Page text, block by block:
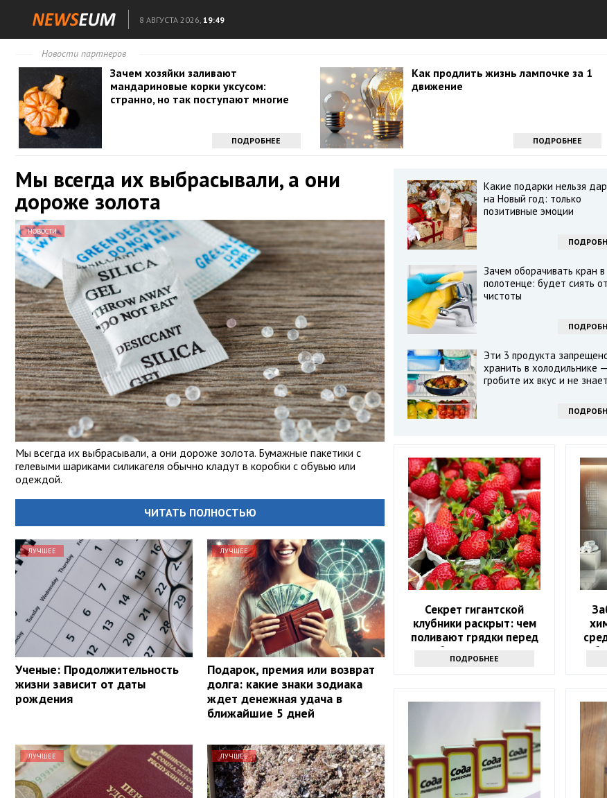
8 АВГУСТА 2026, 19:49
Новости партнеров
Зачем хозяйки заливают
мандариновые корки уксусом:
странно, но так поступают многие
ПОДРОБНЕЕ
Как продлить жизнь лампочке за 1
движение
ПОДРОБНЕЕ
Мы всегда их выбрасывали, а они
дороже золота
НОВОСТИ
Мы всегда их выбрасывали, а они дороже золота. Бумажные пакетики с
гелевыми шариками силикагеля обычно кладут в коробки с обувью или
одеждой.
ЧИТАТЬ ПОЛНОСТЬЮ
ЛУЧШЕЕ
Ученые: Продолжительность
жизни зависит от даты
рождения
ЛУЧШЕЕ
Подарок, премия или возврат
долга: какие знаки зодиака
ждет денежная удача в
ближайшие 5 дней
ЛУЧШЕЕ ЛУЧШЕЕ
Какие подарки нельзя
на Новый год: только
позитивные эмоции
Зачем оборачивать кран в
полотенце: будет сиять от
чистоты
Эти 3 продукта
хранить в холодильнике
гробите их вкус и не
Секрет гигантской
клубники раскрыт: чем
поливают грядки перед
сбором урожая
ПОДРОБНЕЕ